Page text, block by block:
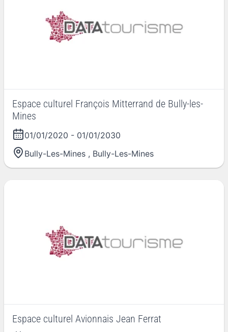
Espace culturel François Mitterrand de Bully-les-
Mines
01/01/2020 - 01/01/2030
Bully-Les-Mines , Bully-Les-Mines
Espace culturel Avionnais Jean Ferrat